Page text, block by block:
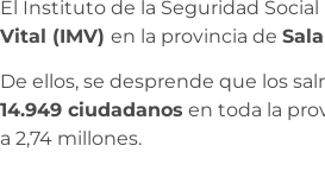
El Instituto de la Seguridad
Vital (IMV) en la provincia de
De ellos, se desprende que los
14.949 ciudadanos en toda la
a 2,74 millones.